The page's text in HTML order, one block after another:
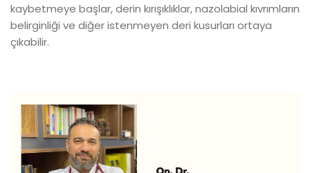
kaybetmeye başlar, derin kırışıklıklar, nazolabial kıvrımların
belirginliği ve diğer istenmeyen deri kusurları ortaya
çıkabilir.